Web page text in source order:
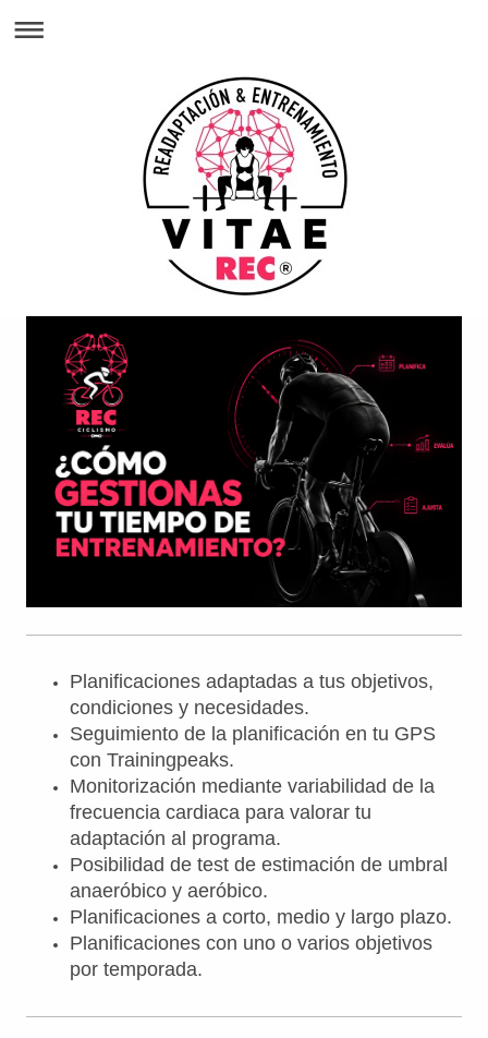
Planificaciones adaptadas a tus objetivos,
condiciones y necesidades.
Seguimiento de la planificación en tu GPS
con Trainingpeaks.
Monitorización mediante variabilidad de la
frecuencia cardiaca para valorar tu
adaptación al programa.
Posibilidad de test de estimación de umbral
anaeróbico y aeróbico.
Planificaciones a corto, medio y largo plazo.
Planificaciones con uno o varios objetivos
por temporada.